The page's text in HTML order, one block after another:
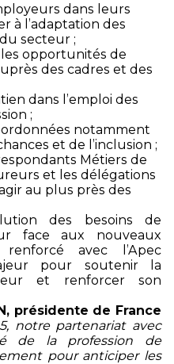
dans leurs
à l’adaptation des
secteur ;
opportunités de
des cadres et des
dans l’emploi des
;
notamment
et de l’inclusion ;
Métiers de
et les délégations
au plus près des
des besoins de
face aux nouveaux
avec l’Apec
pour soutenir la
et renforcer son
présidente de France
notre partenariat avec
de la profession de
pour anticiper les